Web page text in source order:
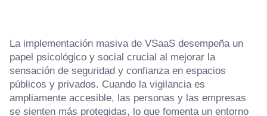
La implementación masiva de VSaaS desempeña un
papel psicológico y social crucial al mejorar la
sensación de seguridad y confianza en espacios
públicos y privados. Cuando la vigilancia es
ampliamente accesible, las personas y las empresas
se sienten más protegidas, lo que fomenta un entorno